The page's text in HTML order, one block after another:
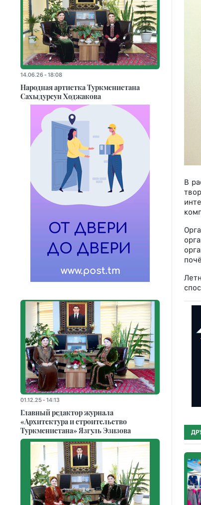
В
14.06.26 - 18:08
Народная артистка Туркменистана
Сахыдурсун Ходжакова
01.12.25 - 14:13
Главный редактор журнала
«Архитектура и строительство
Туркменистана» Язгуль Эзизова